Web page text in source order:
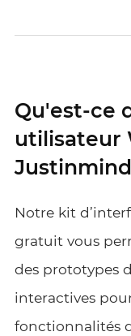
Qu'est-ce
utilisateur
Notre kit
gratuit vous
des prototypes
interactives
fonctionnalités